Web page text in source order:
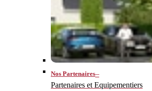
Nos Partenaires–
Partenaires et Equipementiers